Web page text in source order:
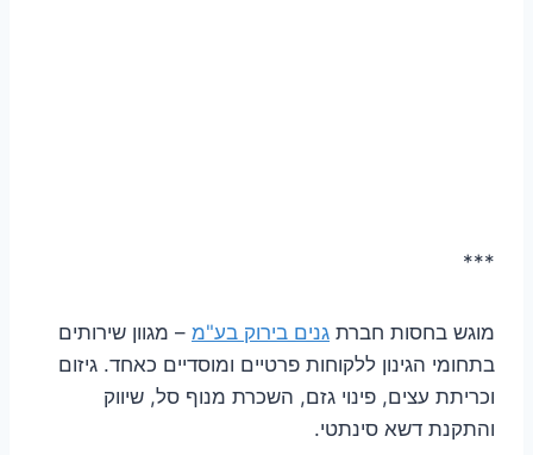
***
מוגש בחסות חברת גנים בירוק בע"מ – מגוון שירותים
בתחומי הגינון ללקוחות פרטיים ומוסדיים כאחד. גיזום
וכריתת עצים, פינוי גזם, השכרת מנוף סל, שיווק
והתקנת דשא סינתטי.